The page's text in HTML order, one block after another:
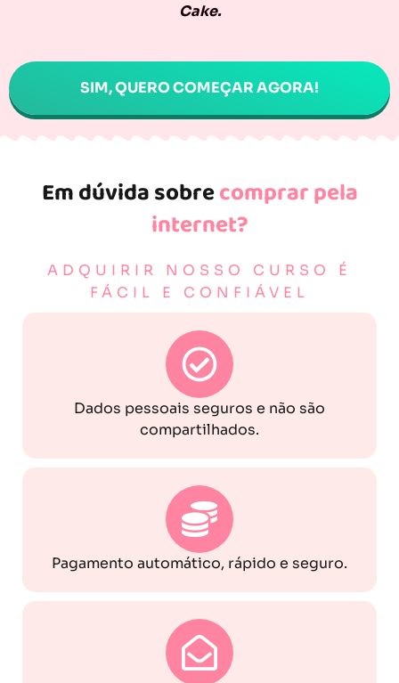
Cake.
SIM, QUERO COMEÇAR AGORA!
Em dúvida sobrecomprar pela
internet?
ADQUIRIR NOSSO CURSO É
FÁCIL E CONFIÁVEL
Dados pessoais seguros e não são
compartilhados.
Pagamento automático, rápido e seguro.